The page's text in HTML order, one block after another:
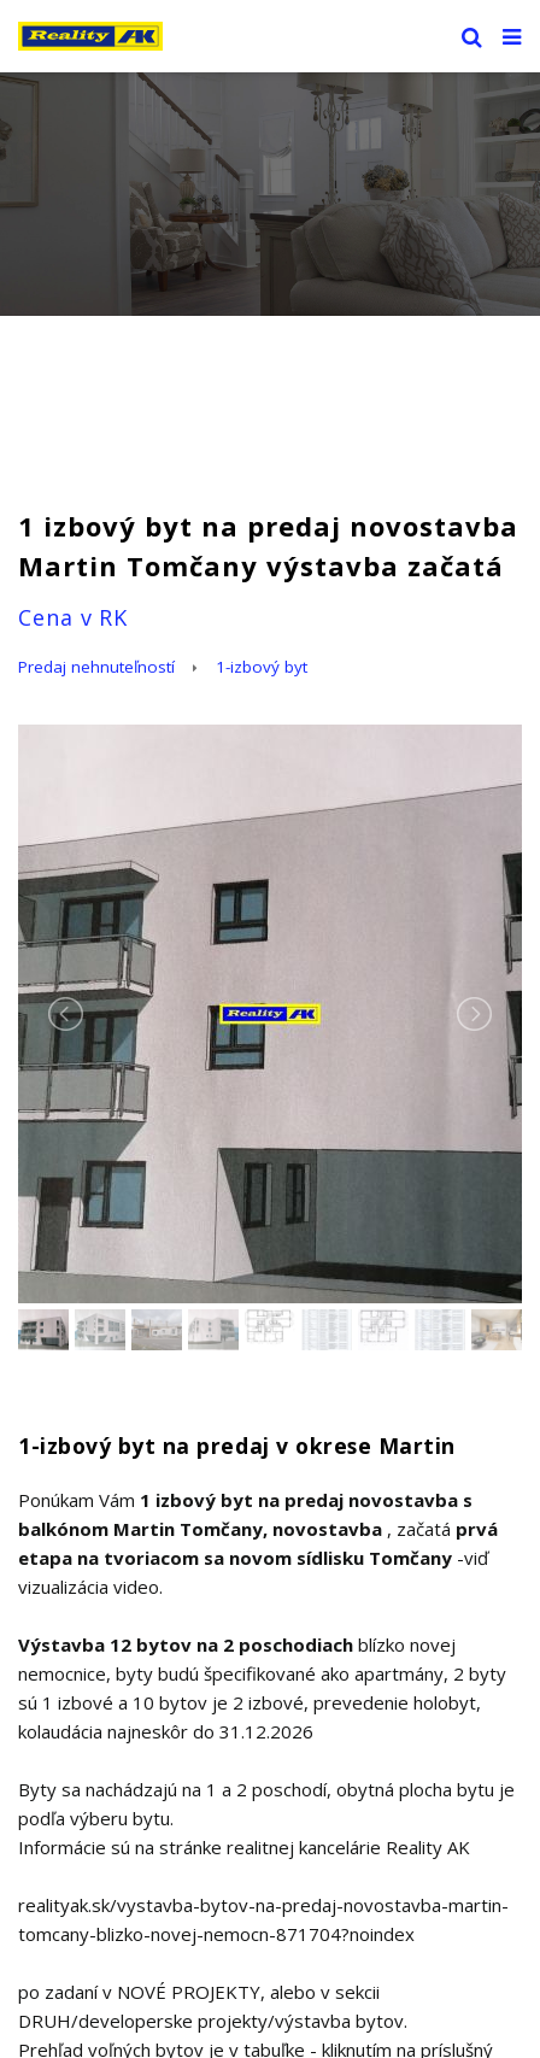
1 izbový byt na predaj novostavba
Martin Tomčany výstavba začatá
Cena v RK
Predaj nehnuteľností 1-izbový byt
1-izbový byt na predaj v okrese Martin
Ponúkam Vám 1 izbový byt na predaj novostavba s
balkónom Martin Tomčany, novostavba , začatá prvá
etapa na tvoriacom sa novom sídlisku Tomčany -viď
vizualizácia video.
Výstavba 12 bytov na 2 poschodiach blízko novej
nemocnice, byty budú špecifikované ako apartmány, 2 byty
sú 1 izbové a 10 bytov je 2 izbové, prevedenie holobyt,
kolaudácia najneskôr do 31.12.2026
Byty sa nachádzajú na 1 a 2 poschodí, obytná plocha bytu je
podľa výberu bytu.
Informácie sú na stránke realitnej kancelárie Reality AK
realityak.sk/vystavba-bytov-na-predaj-novostavba-martin-
tomcany-blizko-novej-nemocn-871704?noindex
po zadaní v NOVÉ PROJEKTY, alebo v sekcii
DRUH/developerske projekty/výstavba bytov.
Prehľad voľných bytov je v tabuľke - kliknutím na príslušný